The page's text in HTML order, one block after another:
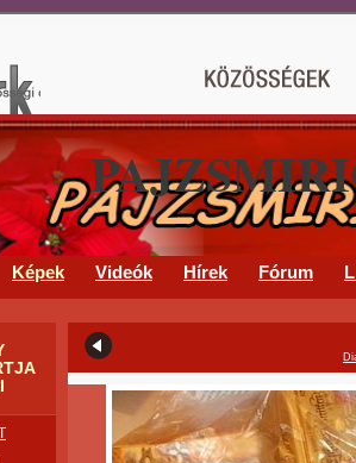
Képek Videók Hírek Fórum